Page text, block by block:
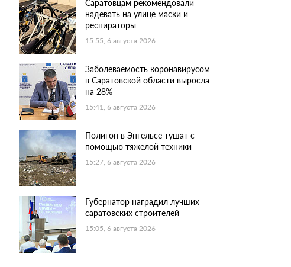
Саратовцам рекомендовали
надевать на улице маски и
респираторы
15:55, 6 августа 2026
Заболеваемость коронавирусом
в Саратовской области выросла
на 28%
15:41, 6 августа 2026
Полигон в Энгельсе тушат с
помощью тяжелой техники
15:27, 6 августа 2026
Губернатор наградил лучших
саратовских строителей
15:05, 6 августа 2026